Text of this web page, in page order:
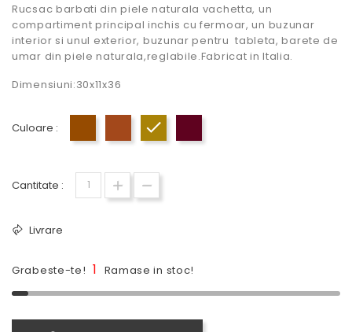
Rucsac barbati din piele naturala vachetta, un
compartiment principal inchis cu fermoar, un buzunar
interior si unul exterior, buzunar pentru tableta, barete de
umar din piele naturala,reglabile.Fabricat in Italia.
Dimensiuni:30x11x36
Culoare : Cognac
Cantitate :
Livrare
Grabeste-te! 1 Ramase in stoc!